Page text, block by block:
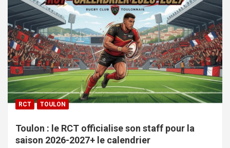
RCT TOULON
Toulon : le RCT officialise son staff pour la
saison 2026-2027+ le calendrier